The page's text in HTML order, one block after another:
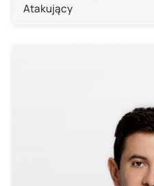
Atakujący